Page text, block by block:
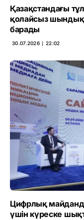
Қазақстандағы
қолайсыз
барады
30.07.2026 ∣ 22:02
Цифрлық
үшін күреске